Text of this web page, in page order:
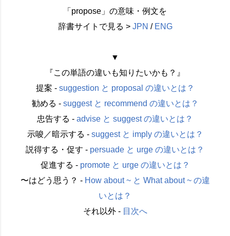
「propose」の意味・例文を
辞書サイトで見る > JPN / ENG
▼
『この単語の違いも知りたいかも？』
提案 - suggestion と proposal の違いとは？
勧める - suggest と recommend の違いとは？
忠告する - advise と suggest の違いとは？
示唆／暗示する - suggest と imply の違いとは？
説得する・促す - persuade と urge の違いとは？
促進する - promote と urge の違いとは？
〜はどう思う？ - How about ~ と What about ~ の違
いとは？
それ以外 - 目次へ